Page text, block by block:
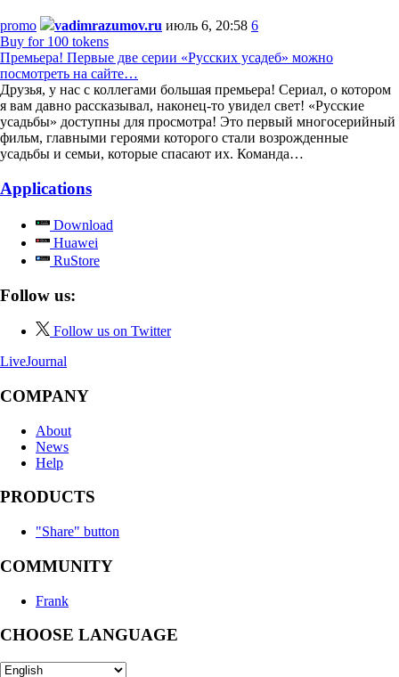
promo vadimrazumov.ru июль 6, 20:58 6
Buy for 100 tokens
Премьера! Первые две серии «Русских усадеб» можно
посмотреть на сайте…
Друзья, у нас с коллегами большая премьера! Сериал, о котором
я вам давно рассказывал, наконец-то увидел свет! «Русские
усадьбы» доступны для просмотра! Это первый многосерийный
фильм, главными героями которого стали возрожденные
усадьбы и семьи, которые спасают их. Команда…
Applications
Download
Huawei
RuStore
Follow us:
Follow us on Twitter
LiveJournal
COMPANY
About
News
Help
PRODUCTS
"Share" button
COMMUNITY
Frank
CHOOSE LANGUAGE